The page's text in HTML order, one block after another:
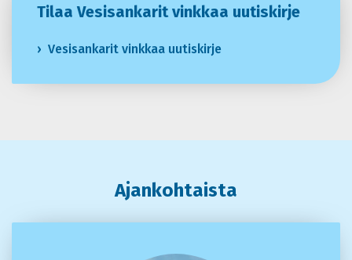
Tilaa Vesisankarit vinkkaa uutiskirje
Vesisankarit vinkkaa uutiskirje
Ajankohtaista